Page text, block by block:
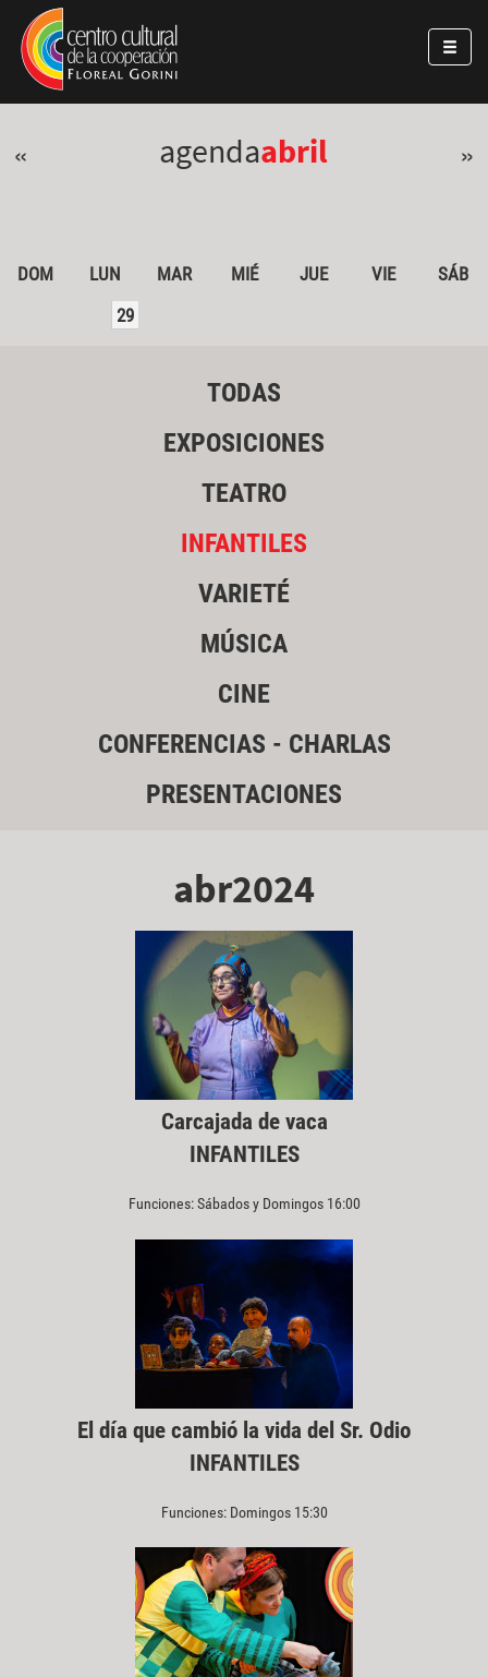
Pasar al contenido principal
Jump to main content
« agendaabril »
DOM LUN MAR MIÉ JUE VIE
SÁB
29
TODAS
EXPOSICIONES
TEATRO
INFANTILES
VARIETÉ
MÚSICA
CINE
CONFERENCIAS - CHARLAS
PRESENTACIONES
abr2024
Carcajada de vaca
INFANTILES
Funciones: Sábados y Domingos 16:00
El día que cambió la vida del Sr. Odio
INFANTILES
Funciones: Domingos 15:30